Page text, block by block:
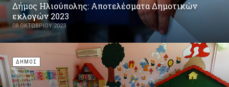
Δήμος Ηλιούπολης: Αποτελέσματα Δημοτικών
εκλογών 2023
08 ΟΚΤΩΒΡΊΟΥ 2023
ΔΗΜΟΣ